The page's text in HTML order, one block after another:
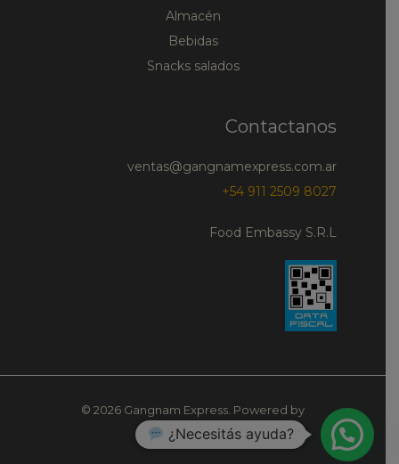
Almacén
Bebidas
Snacks salados
Contactanos
ventas@gangnamexpress.com.ar
+54 911 2509 8027
Food Embassy S.R.L
© 2026 Gangnam Express. Powered by
Gangnam Express
¿Necesitás ayuda?